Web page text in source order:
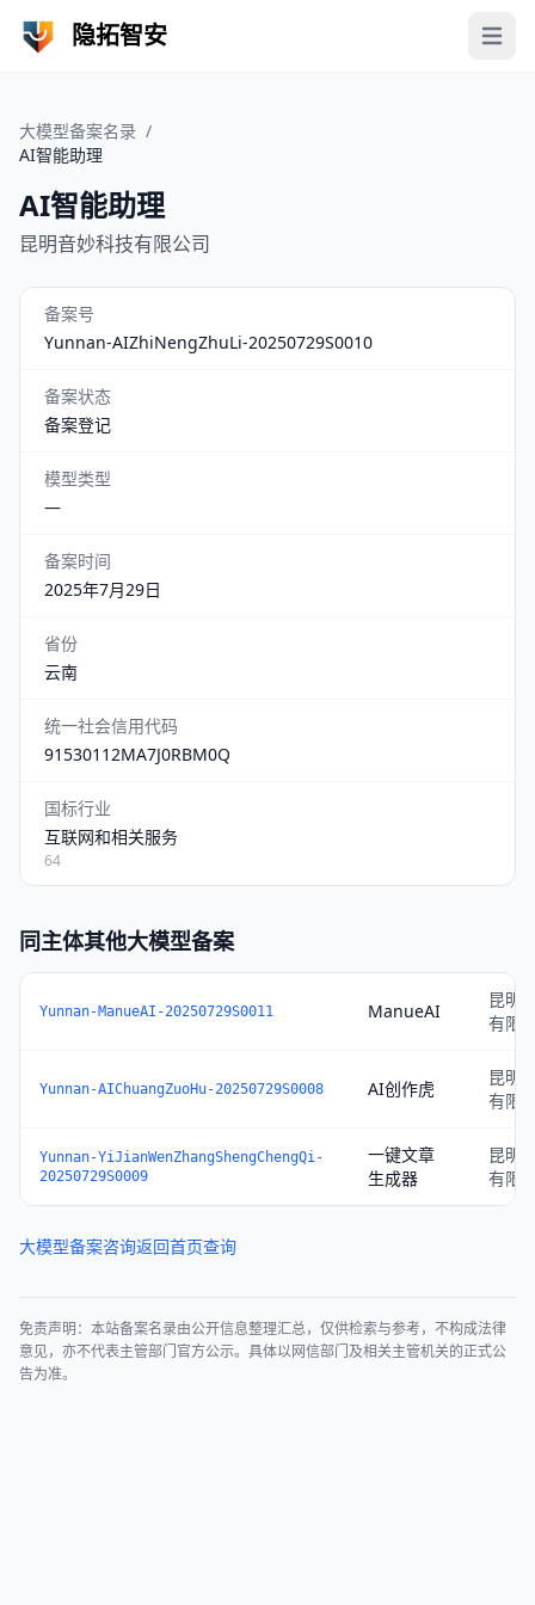
隐拓智安 Open
大模型备案名录 /
AI智能助理
AI智能助理
昆明音妙科技有限公司
备案号
Yunnan-AIZhiNengZhuLi-20250729S0010
备案状态
备案登记
模型类型
—
备案时间
2025年7月29日
省份
云南
统一社会信用代码
91530112MA7J0RBM0Q
国标行业
互联网和相关服务
64
同主体其他大模型备案
Yunnan-ManueAI-20250729S0011 ManueAI
昆明
有限
Yunnan-AIChuangZuoHu-20250729S0008 AI创作虎
昆明
有限
Yunnan-YiJianWenZhangShengChengQi-
20250729S0009
一键文章
生成器
昆明
有限
大模型备案咨询返回首页查询
免责声明：本站备案名录由公开信息整理汇总，仅供检索与参考，不构成法律
意见，亦不代表主管部门官方公示。具体以网信部门及相关主管机关的正式公
告为准。